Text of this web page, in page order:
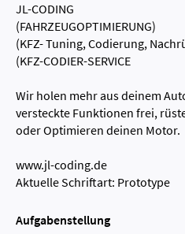
JL-CODING
(FAHRZEUGOPTIMIERUNG)
(KFZ- Tuning, Codierung,
(KFZ-CODIER-SERVICE
Wir holen mehr aus deinem
versteckte Funktionen frei,
oder Optimieren deinen Motor.
www.jl-coding.de
Aktuelle Schriftart: Prototype
Aufgabenstellung